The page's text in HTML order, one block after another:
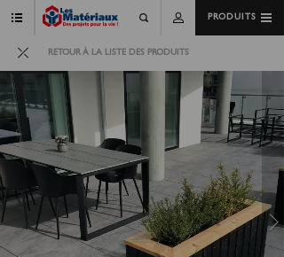
PRODUITS
RETOUR À LA LISTE DES PRODUITS